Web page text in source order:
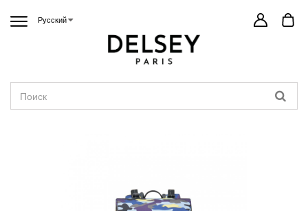
Русский